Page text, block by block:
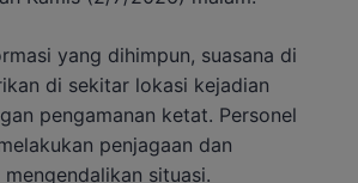
yang dihimpun, suasana di
di sekitar lokasi kejadian
pengamanan ketat. Personel
penjagaan dan
situasi.